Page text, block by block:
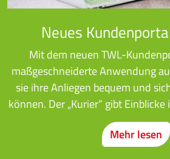
Neues
Mit dem neuen TWL-
maßgeschneiderte Anwendung
sie ihre Anliegen bequem und
können. Der „Kurier“ gibt
Mehr lesen